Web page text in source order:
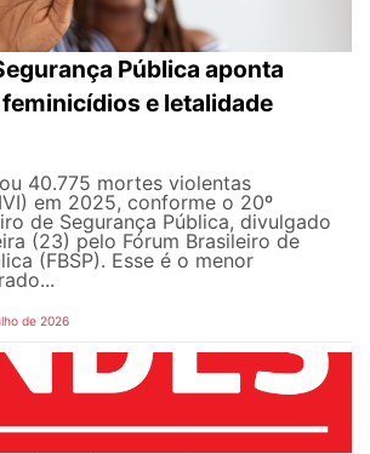
Pública aponta
e letalidade
40.775 mortes violentas
em 2025, conforme o 20º
de Segurança Pública, divulgado
(23) pelo Fórum Brasileiro de
(FBSP). Esse é o menor
de 2026